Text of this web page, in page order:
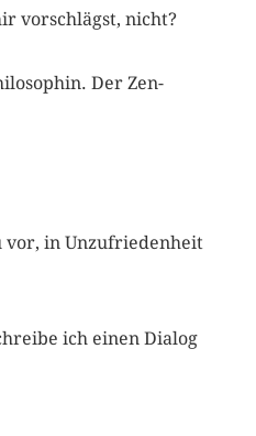
vorschlägst, nicht?
Der Zen-
vor, in Unzufriedenheit
ich einen Dialog